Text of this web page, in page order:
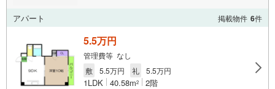
アパート 掲載物件 6件
5.5万円
管理費等 なし
敷
5.5万円 礼 5.5万円
1LDK 40.58m2 2階